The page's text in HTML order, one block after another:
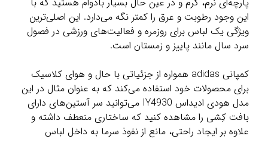
این وجود رطوبت و عرق را کمتر نگه می‌دارد. این اصلی‌ترین
ویژگی یک لباس برای روزمره و فعالیت‌های ورزشی در فصول
سرد سال مانند پاییز و زمستان است.
کمپانی adidas همواره از جزئیاتی با حال و هوای کلاسیک
برای محصولات خود استفاده می‌کند که به عنوان مثال در این
مدل هودی ادیداس IY4930 می‌توانید سر آستین‌های دارای
بافت کِشی را مشاهده کنید که ساختاری منعطف داشته و
علاوه بر ایجاد راحتی، مانع از نفوذ سرما به داخل لباس